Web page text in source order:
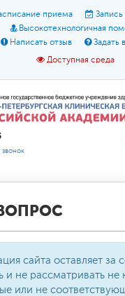
приема
Высокотехнологичная
Написать отзыв
Задать
Доступная среда
шрифта: A A
Цвет:
О доступной
звонок
сайта оставляет за
и не рассматривать не
или не